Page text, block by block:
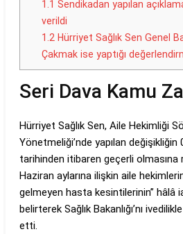
1.1 Sendikadan yapılan
verildi
1.2 Hürriyet Sağlık Sen Genel
Çakmak ise yaptığı
Seri Dava Kamu
Hürriyet Sağlık Sen, Aile Hekimliği
Yönetmeliği’nde yapılan değişikliğin
tarihinden itibaren geçerli olmasına
Haziran aylarına ilişkin aile
gelmeyen hasta kesintilerinin” hâlâ
belirterek Sağlık Bakanlığı’nı
etti.